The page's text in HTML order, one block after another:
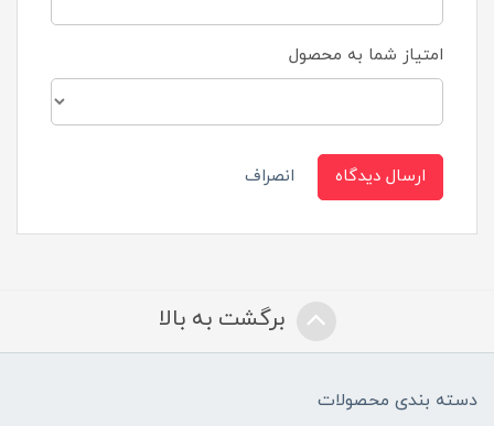
امتیاز شما به محصول
ارسال دیدگاه انصراف
برگشت به بالا
دسته بندی محصولات